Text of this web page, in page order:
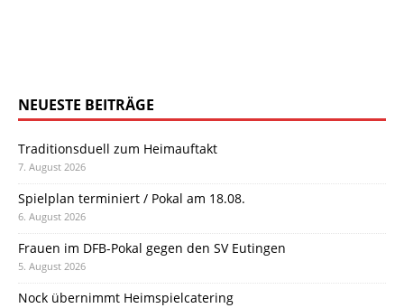
NEUESTE BEITRÄGE
Traditionsduell zum Heimauftakt
7. August 2026
Spielplan terminiert / Pokal am 18.08.
6. August 2026
Frauen im DFB-Pokal gegen den SV Eutingen
5. August 2026
Nock übernimmt Heimspielcatering